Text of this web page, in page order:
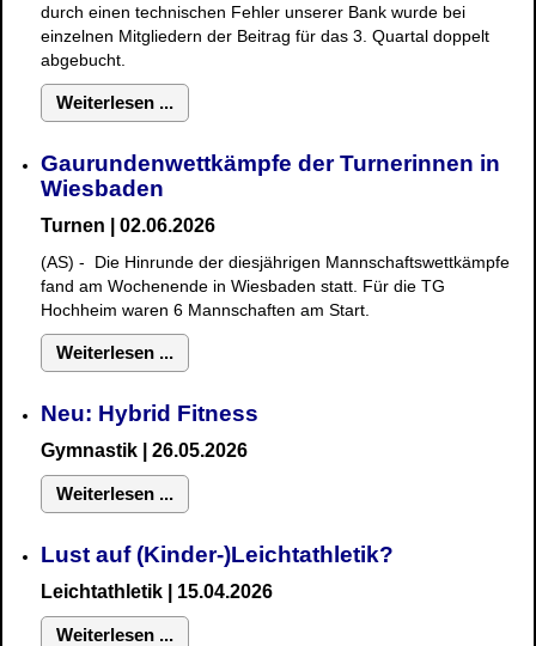
durch einen technischen Fehler unserer Bank wurde bei
einzelnen Mitgliedern der Beitrag für das 3. Quartal doppelt
abgebucht.
Weiterlesen ...
Gaurundenwettkämpfe der Turnerinnen in
Wiesbaden
Turnen | 02.06.2026
(AS) - Die Hinrunde der diesjährigen Mannschaftswettkämpfe
fand am Wochenende in Wiesbaden statt. Für die TG
Hochheim waren 6 Mannschaften am Start.
Weiterlesen ...
Neu: Hybrid Fitness
Gymnastik | 26.05.2026
Weiterlesen ...
Lust auf (Kinder-)Leichtathletik?
Leichtathletik | 15.04.2026
Weiterlesen ...